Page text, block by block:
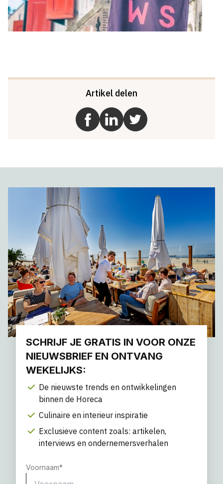
Artikel delen
SCHRIJF JE GRATIS IN VOOR ONZE
NIEUWSBRIEF EN ONTVANG
WEKELIJKS:
De nieuwste trends en ontwikkelingen
binnen de Horeca
Culinaire en interieur inspiratie
Exclusieve content zoals: artikelen,
interviews en ondernemersverhalen
Voornaam*